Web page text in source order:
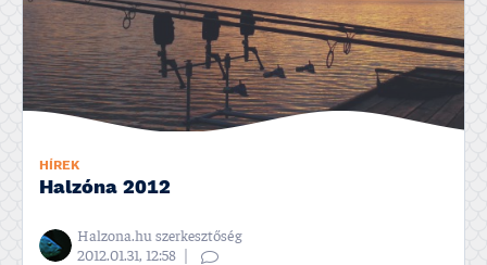
HÍREK
Halzóna 2012
Halzona.hu szerkesztőség
2012.01.31, 12:58